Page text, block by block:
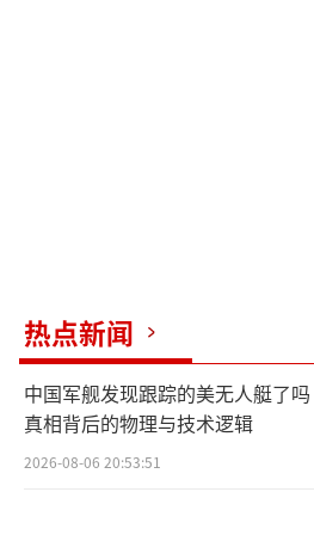
热点新闻
中国军舰发现跟踪的美无人艇了
真相背后的物理与技术逻辑
2026-08-06 20:53:51